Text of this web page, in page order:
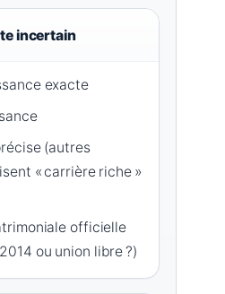
incertain
exacte
(autres
« carrière riche »
officielle
ou union libre ?)